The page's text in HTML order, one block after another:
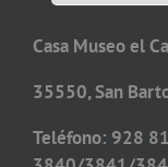
Casa Museo el
35550, San
Teléfono: 928